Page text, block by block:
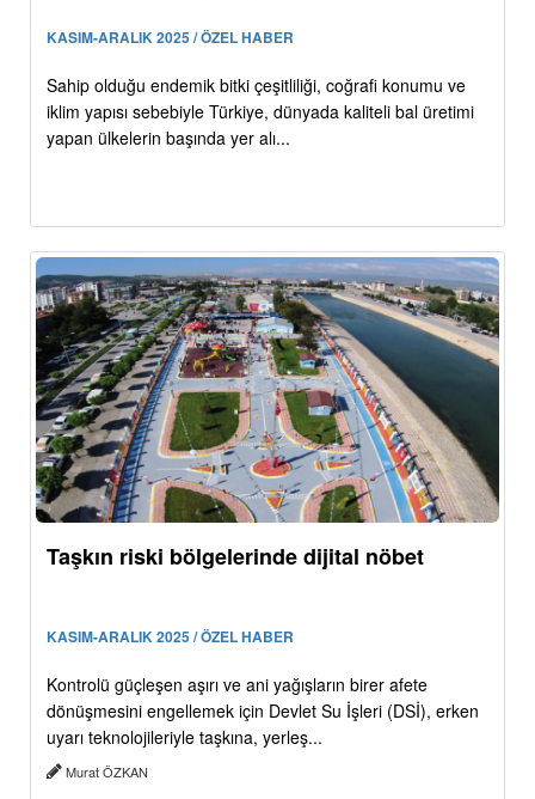
KASIM-ARALIK 2025 / ÖZEL HABER
Sahip olduğu endemik bitki çeşitliliği, coğrafi konumu ve
iklim yapısı sebebiyle Türkiye, dünyada kaliteli bal üretimi
yapan ülkelerin başında yer alı...
Taşkın riski bölgelerinde dijital nöbet
KASIM-ARALIK 2025 / ÖZEL HABER
Kontrolü güçleşen aşırı ve ani yağışların birer afete
dönüşmesini engellemek için Devlet Su İşleri (DSİ), erken
uyarı teknolojileriyle taşkına, yerleş...
Murat ÖZKAN